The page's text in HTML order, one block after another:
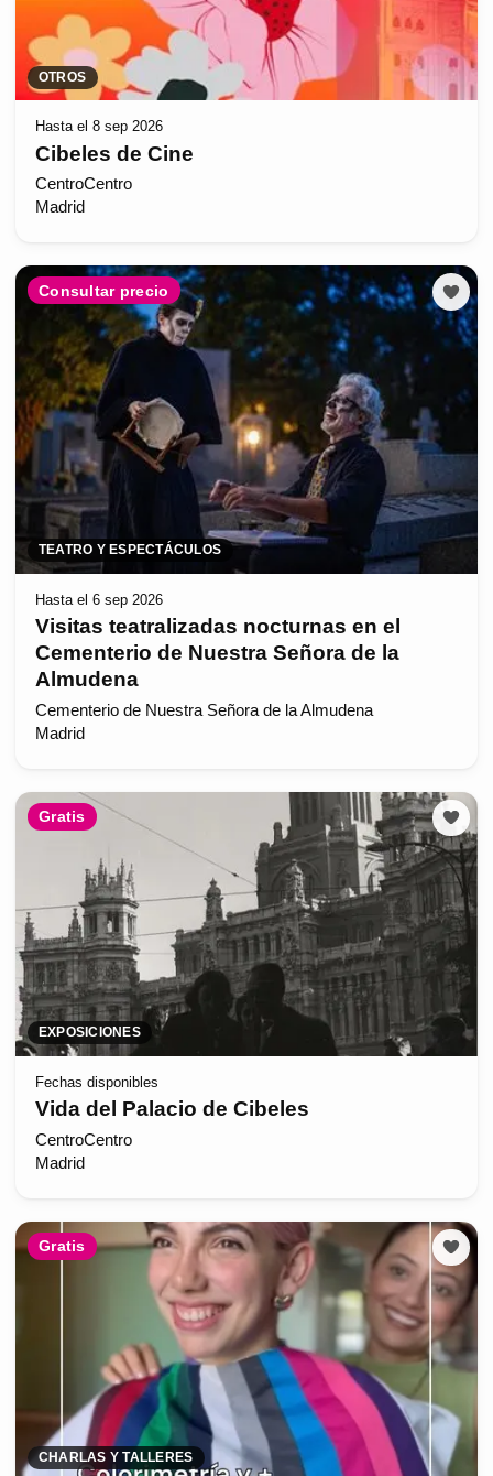
OTROS
Hasta el 8 sep 2026
Cibeles de Cine
CentroCentro
Madrid
Consultar precio
TEATRO Y ESPECTÁCULOS
Hasta el 6 sep 2026
Visitas teatralizadas nocturnas en el
Cementerio de Nuestra Señora de la
Almudena
Cementerio de Nuestra Señora de la Almudena
Madrid
Gratis
EXPOSICIONES
Fechas disponibles
Vida del Palacio de Cibeles
CentroCentro
Madrid
Gratis
CHARLAS Y TALLERES